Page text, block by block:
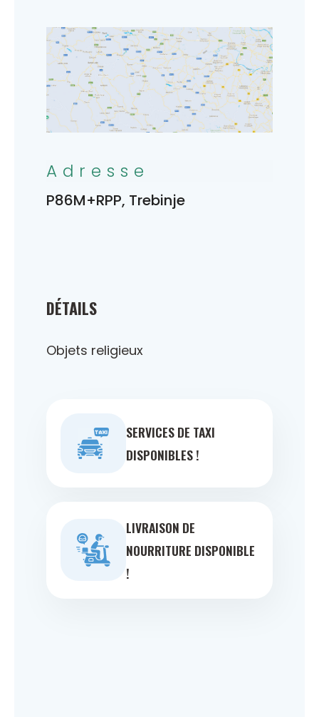
DÉTAILS
Objets religieux
SERVICES DE TAXI
DISPONIBLES !
LIVRAISON DE
NOURRITURE DISPONIBLE
!
Adresse
P86M+RPP, Trebinje